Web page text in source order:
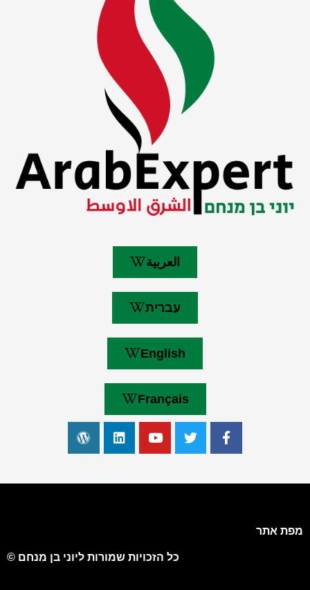
العربية
עברית
English
Français
מפת אתר
כל הזכויות שמורות ליוני בן מנחם ©